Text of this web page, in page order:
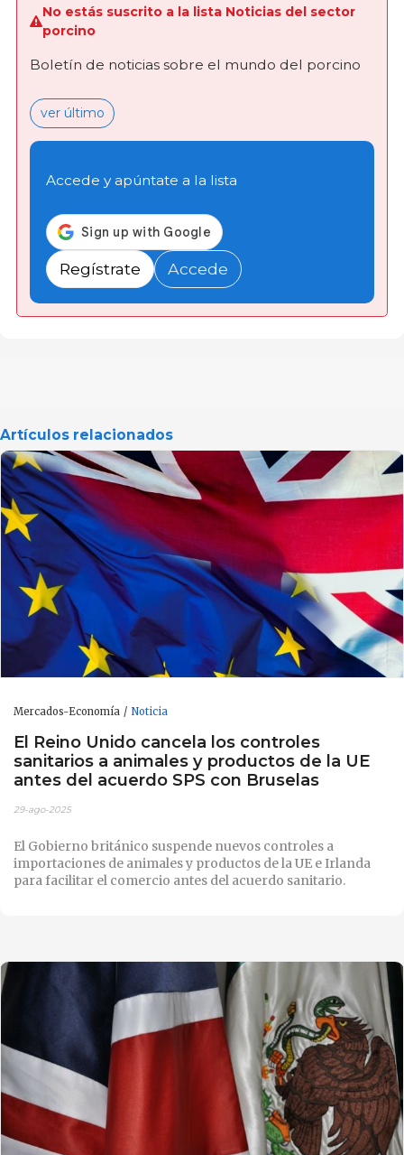
No estás suscrito a la lista Noticias del sector
porcino
Boletín de noticias sobre el mundo del porcino
ver último
Accede y apúntate a la lista
Regístrate Accede
Artículos relacionados
Mercados-Economía Noticia
El Reino Unido cancela los controles
sanitarios a animales y productos de la UE
antes del acuerdo SPS con Bruselas
29-ago-2025
El Gobierno británico suspende nuevos controles a
importaciones de animales y productos de la UE e Irlanda
para facilitar el comercio antes del acuerdo sanitario.